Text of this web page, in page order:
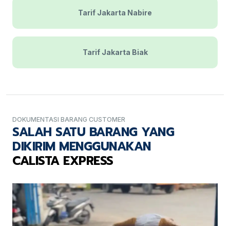
Tarif Jakarta Nabire
Tarif Jakarta Biak
DOKUMENTASI BARANG CUSTOMER
SALAH SATU BARANG YANG
DIKIRIM MENGGUNAKAN
CALISTA EXPRESS